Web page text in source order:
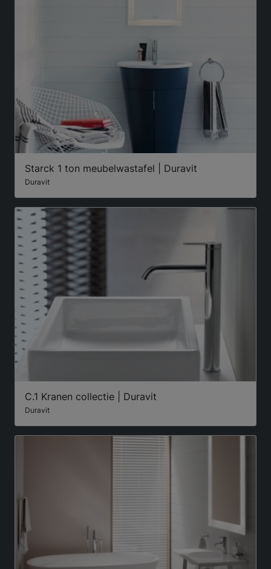
Starck 1 ton meubelwastafel | Duravit
Duravit
C.1 Kranen collectie | Duravit
Duravit